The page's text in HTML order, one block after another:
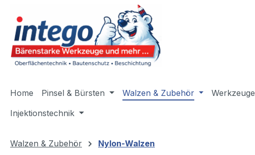
Zur Hauptnavigation springen
Home Pinsel & Bürsten Walzen & Zubehör Werkzeuge
Injektionstechnik
Walzen & Zubehör Nylon-Walzen